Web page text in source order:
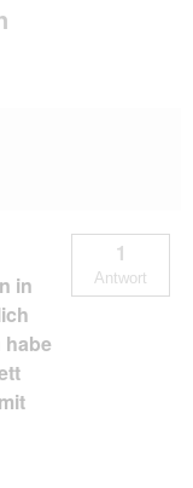
in
habe
1
Antwort